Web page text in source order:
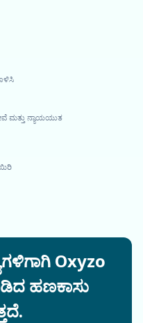
ಮತ್ತು ನ್ಯಾಯಯುತ
Oxyzo
ಹಣಕಾಸು